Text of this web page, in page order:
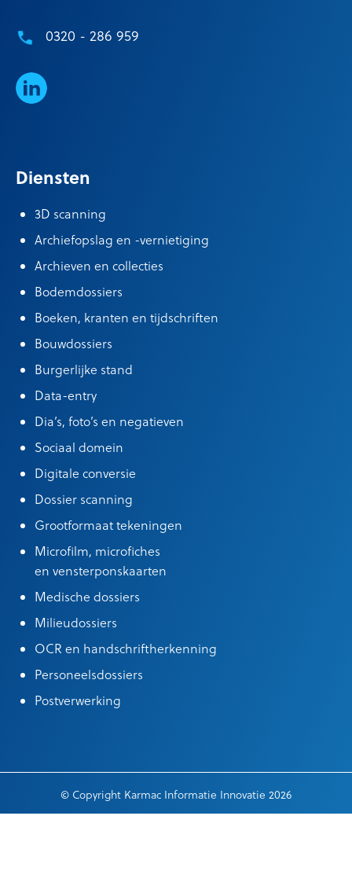
0320 - 286 959
LinkedIn
Diensten
3D scanning
Archiefopslag en -vernietiging
Archieven en collecties
Bodemdossiers
Boeken, kranten en tijdschriften
Bouwdossiers
Burgerlijke stand
Data-entry
Dia’s, foto’s en negatieven
Sociaal domein
Digitale conversie
Dossier scanning
Grootformaat tekeningen
Microfilm, microfiches
en vensterponskaarten
Medische dossiers
Milieudossiers
OCR en handschriftherkenning
Personeelsdossiers
Postverwerking
© Copyright Karmac Informatie Innovatie 2026